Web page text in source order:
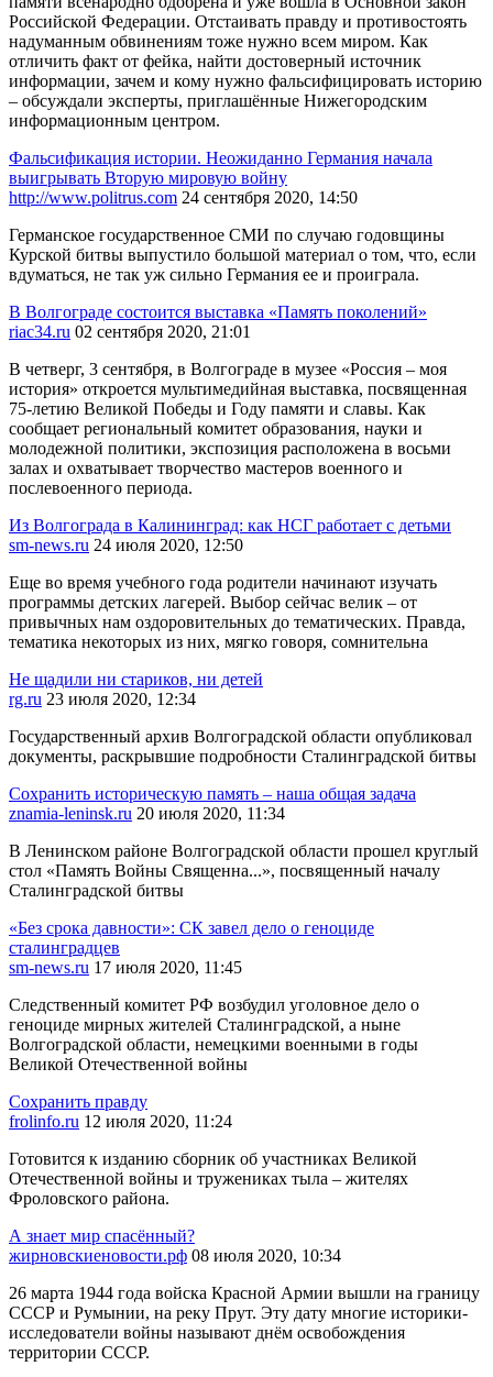
Российской Федерации. Отстаивать правду и противостоять
надуманным обвинениям тоже нужно всем миром. Как
отличить факт от фейка, найти достоверный источник
информации, зачем и кому нужно фальсифицировать историю
– обсуждали эксперты, приглашённые Нижегородским
информационным центром.
Фальсификация истории. Неожиданно Германия начала
выигрывать Вторую мировую войну
http://www.politrus.com 24 сентября 2020, 14:50
Германское государственное СМИ по случаю годовщины
Курской битвы выпустило большой материал о том, что, если
вдуматься, не так уж сильно Германия ее и проиграла.
В Волгограде состоится выставка «Память поколений»
riac34.ru 02 сентября 2020, 21:01
В четверг, 3 сентября, в Волгограде в музее «Россия – моя
история» откроется мультимедийная выставка, посвященная
75-летию Великой Победы и Году памяти и славы. Как
сообщает региональный комитет образования, науки и
молодежной политики, экспозиция расположена в восьми
залах и охватывает творчество мастеров военного и
послевоенного периода.
Из Волгограда в Калининград: как НСГ работает с детьми
sm-news.ru 24 июля 2020, 12:50
Еще во время учебного года родители начинают изучать
программы детских лагерей. Выбор сейчас велик – от
привычных нам оздоровительных до тематических. Правда,
тематика некоторых из них, мягко говоря, сомнительна
Не щадили ни стариков, ни детей
rg.ru 23 июля 2020, 12:34
Государственный архив Волгоградской области опубликовал
документы, раскрывшие подробности Сталинградской битвы
Сохранить историческую память – наша общая задача
znamia-leninsk.ru 20 июля 2020, 11:34
В Ленинском районе Волгоградской области прошел круглый
стол «Память Войны Священна...», посвященный началу
Сталинградской битвы
«Без срока давности»: СК завел дело о геноциде
сталинградцев
sm-news.ru 17 июля 2020, 11:45
Следственный комитет РФ возбудил уголовное дело о
геноциде мирных жителей Сталинградской, а ныне
Волгоградской области, немецкими военными в годы
Великой Отечественной войны
Сохранить правду
frolinfo.ru 12 июля 2020, 11:24
Готовится к изданию сборник об участниках Великой
Отечественной войны и тружениках тыла – жителях
Фроловского района.
А знает мир спасённый?
жирновскиеновости.рф 08 июля 2020, 10:34
26 марта 1944 года войска Красной Армии вышли на границу
СССР и Румынии, на реку Прут. Эту дату многие историки-
исследователи войны называют днём освобождения
территории СССР.